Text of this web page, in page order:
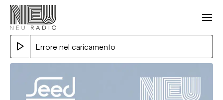
Errore nel caricamento